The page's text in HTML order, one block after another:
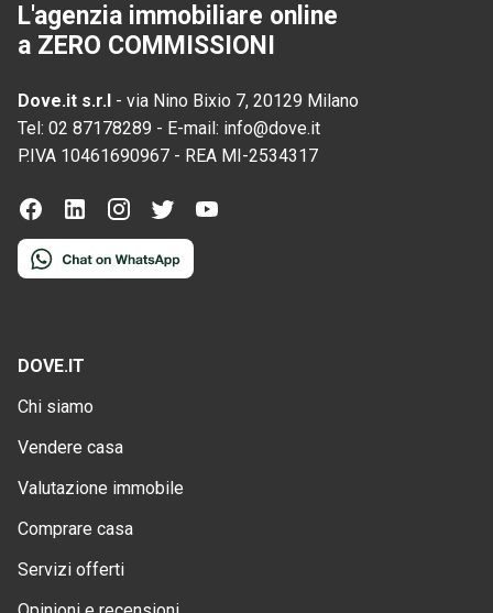
L'agenzia immobiliare online
a ZERO COMMISSIONI
Dove.it s.r.l - via Nino Bixio 7, 20129 Milano
Tel: 02 87178289 - E-mail: info@dove.it
P.IVA 10461690967 - REA MI-2534317
DOVE.IT
Chi siamo
Vendere casa
Valutazione immobile
Comprare casa
Servizi offerti